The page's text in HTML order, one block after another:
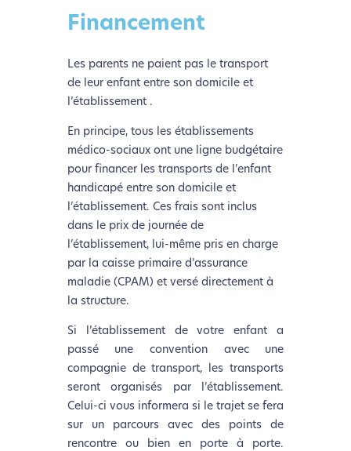
Financement
Les parents ne paient pas le transport
de leur enfant entre son domicile et
l’établissement .
En principe, tous les établissements
médico-sociaux ont une ligne budgétaire
pour financer les transports de l’enfant
handicapé entre son domicile et
l’établissement. Ces frais sont inclus
dans le prix de journée de
l’établissement, lui-même pris en charge
par la caisse primaire d’assurance
maladie (CPAM) et versé directement à
la structure.
Si l’établissement de votre enfant a
passé une convention avec une
compagnie de transport, les transports
seront organisés par l’établissement.
Celui-ci vous informera si le trajet se fera
sur un parcours avec des points de
rencontre ou bien en porte à porte.